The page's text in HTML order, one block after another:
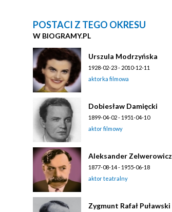
POSTACI Z TEGO OKRESU
W BIOGRAMY.PL
Urszula Modrzyńska
1928-02-23 - 2010-12-11
aktorka filmowa
Dobiesław Damięcki
1899-04-02 - 1951-04-10
aktor filmowy
Aleksander Zelwerowicz
1877-08-14 - 1955-06-18
aktor teatralny
Zygmunt Rafał Puławski